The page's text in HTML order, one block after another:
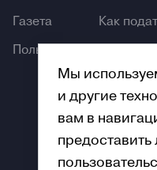
Газета Как
Пользование сайтом
Мы
и другие
вам в